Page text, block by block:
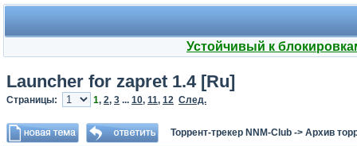
Устойчивый к
Launcher for zapret 1.4 [Ru]
Страницы: 1, 2, 3 ... 10, 11, 12 След.
Торрент-трекер NNM-Club -> Архив